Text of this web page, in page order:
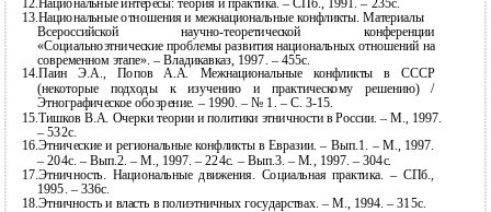
12.Национальные интересы: теория и практика. – СПб., 1991. – 235с.
13.Национальные отношения и межнациональные конфликты. Материалы
Всероссийской научно-теоретической конференции
«Социальноэтнические проблемы развития национальных отношений на
современном этапе». – Владикавказ, 1997. – 455с.
14.Паин Э.А., Попов А.А. Межнациональные конфликты в СССР
(некоторые подходы к изучению и практическому решению) /
Этнографическое обозрение. – 1990. – № 1. – С. 3-15.
15.Тишков В.А. Очерки теории и политики этничности в России. – М., 1997.
– 532с.
16.Этнические и региональные конфликты в Евразии. – Вып.1. – М., 1997.
– 204с. – Вып.2. – М., 1997. – 224с. – Вып.3. – М., 1997. – 304с.
17.Этничность. Национальные движения. Социальная практика. – СПб.,
1995. – 336с.
18.Этничность и власть в полиэтничных государствах. – М., 1994. – 315с.